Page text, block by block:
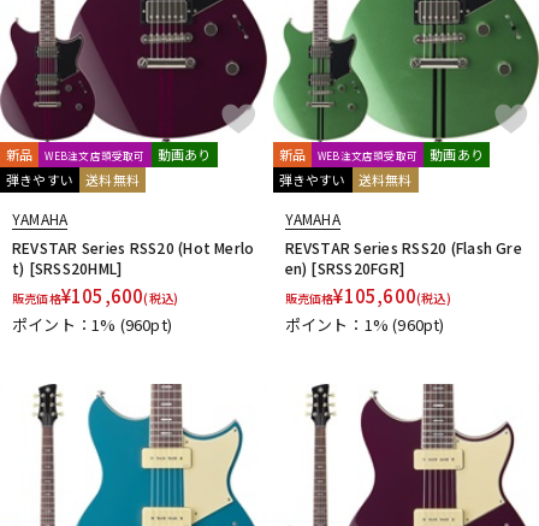
新品 WEB注文店頭受取可
動画あり
弾きやすい
送料無料
YAMAHA
REVSTAR Series RSS20 (Hot Merlo
t) [SRSS20HML]
販売価格¥105,600(税込)
ポイント：1% (960pt)
新品 WEB注文店頭受取可
動画あり
弾きやすい
送料無料
YAMAHA
REVSTAR Series RSS20 (Flash Gre
en) [SRSS20FGR]
販売価格¥105,600(税込)
ポイント：1%(960pt)